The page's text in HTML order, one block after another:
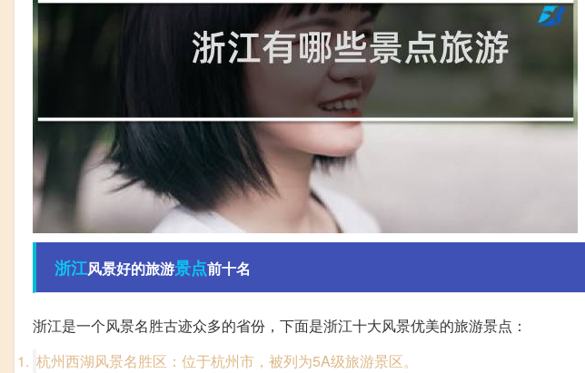
浙江风景好的旅游景点前十名
浙江是一个风景名胜古迹众多的省份，下面是浙江十大风景优美的旅游景点：
杭州西湖风景名胜区：位于杭州市，被列为5A级旅游景区。